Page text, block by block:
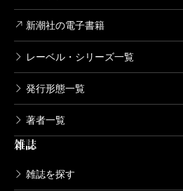
新潮社の電子書籍
レーベル・シリーズ一覧
発行形態一覧
著者一覧
雑誌
雑誌を探す